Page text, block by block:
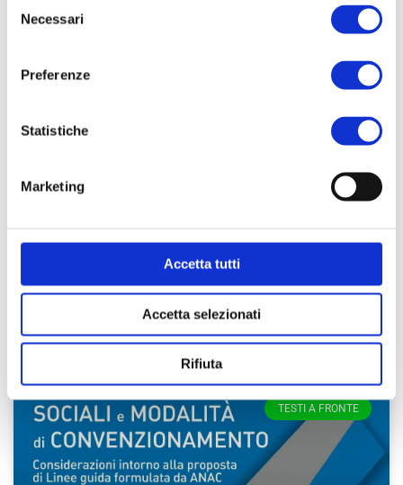
delNecessari
Preferenze
Statistiche
Marketing
Accetta tutti
Accetta selezionati
Rifiuta
TESTI A FRONTE
notevolmente negli ultimi anni in ambito sociale e socio-
sanitario così come in quello afferente alle politiche
TESTI A FRONTE